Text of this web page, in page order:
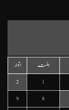
ہفتہ
اتوار
1
2
8
9